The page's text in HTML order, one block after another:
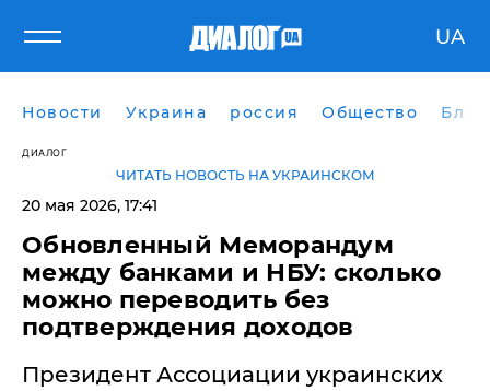
UA
Новости Украина россия Общество
ДИАЛОГ
ЧИТАТЬ НОВОСТЬ НА УКРАИНСКОМ
20 мая 2026, 17:41
Обновленный Меморандум
между банками и НБУ: сколько
можно переводить без
подтверждения доходов
Президент Ассоциации украинских